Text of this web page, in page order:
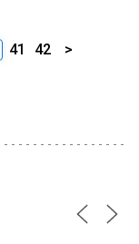
41 42 >